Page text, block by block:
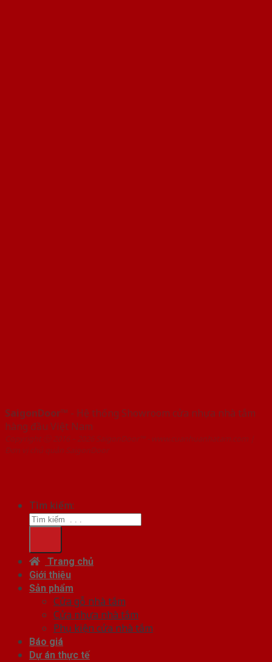
SaigonDoor™ - Hệ thống Showroom cửa nhựa nhà tắm
hàng đầu Việt Nam
Copyright ⓒ 2016 – 2026 SaigonDoor™ - www.cuanhuanhatam.com |
Đơn vị chủ quản SaigonDoor
Tìm kiếm:
Trang chủ
Giới thiệu
Sản phẩm
Cửa gỗ nhà tắm
Cửa nhựa nhà tắm
Phụ kiện cửa nhà tắm
Báo giá
Dự án thực tế